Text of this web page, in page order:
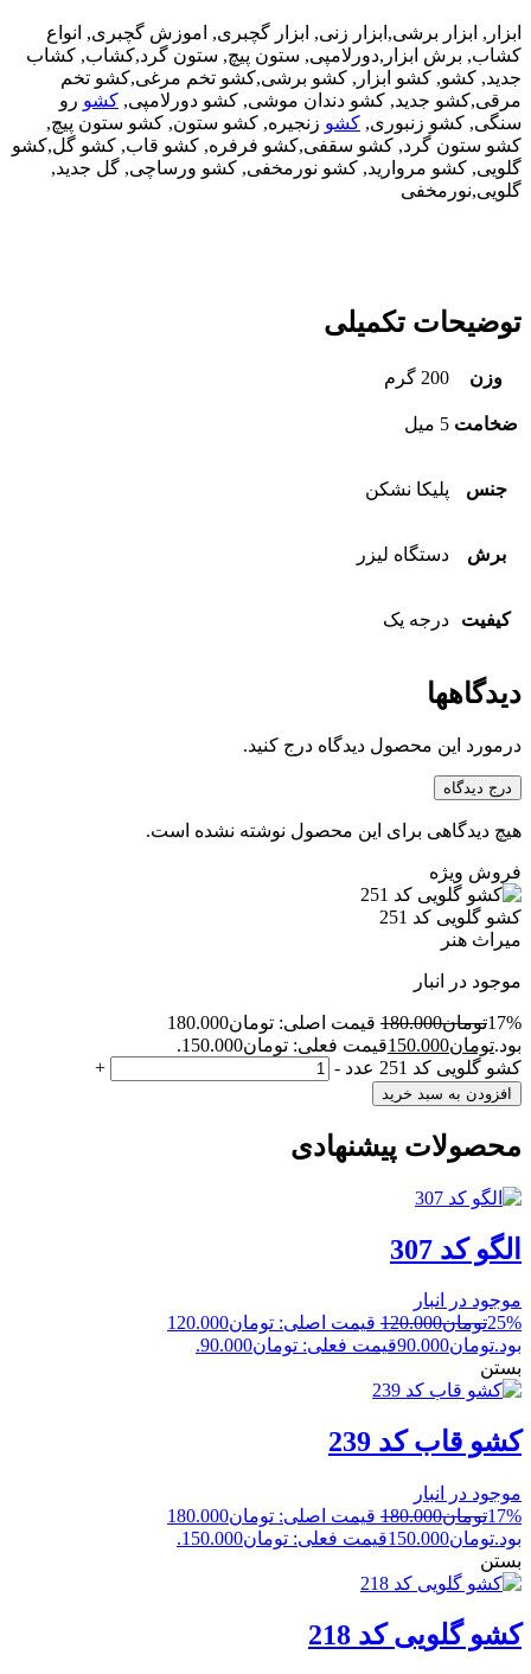
ابزار, ابزار برشی,ابزار زنی, ابزار گچبری, اموزش گچبری, انواع
کشاب, برش ابزار,دورلامپی, ستون پیچ, ستون گرد,کشاب, کشاب
جدید, کشو, کشو ابزار, کشو برشی,کشو تخم مرغی,کشو تخم
مرقی,کشو جدید, کشو دندان موشی, کشو دورلامپی, کشو رو
سنگی, کشو زنبوری, کشو زنجیره, کشو ستون, کشو ستون پیچ,
کشو ستون گرد, کشو سقفی,کشو فرفره, کشو قاب, کشو گل,کشو
گلویی, کشو مروارید, کشو نورمخفی, کشو ورساچی, گل جدید,
گلویی,نورمخفی
توضیحات تکمیلی
وزن 200 گرم
ضخامت 5 میل
جنس پلیکا نشکن
برش دستگاه لیزر
کیفیت درجه یک
دیدگاهها
درمورد این محصول دیدگاه درج کنید.
درج دیدگاه
هیچ دیدگاهی برای این محصول نوشته نشده است.
فروش ویژه
کشو گلویی کد 251
میراث هنر
موجود در انبار
17%تومان180.000
قیمت اصلی: تومان180.000
بود.تومان150.000قیمت فعلی: تومان150.000.
کشو گلویی کد 251 عدد
-
+
افزودن به سبد خرید
محصولات پیشنهادی
الگو کد 307
موجود در انبار
25%تومان120.000
قیمت اصلی: تومان120.000
بود.تومان90.000قیمت فعلی: تومان90.000.
بستن
کشو قاب کد 239
موجود در انبار
17%تومان180.000
قیمت اصلی: تومان180.000
بود.تومان150.000قیمت فعلی: تومان150.000.
بستن
کشو گلویی کد 218